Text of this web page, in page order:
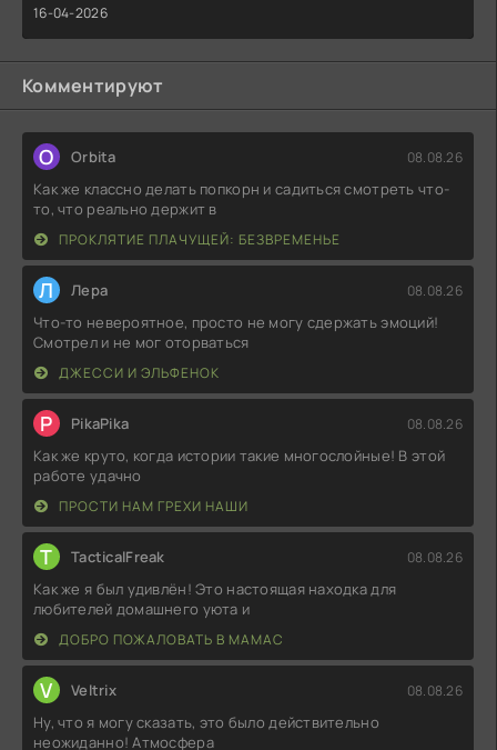
16-04-2026
Комментируют
O Orbita 08.08.26
Как же классно делать попкорн и садиться смотреть что-
то, что реально держит в
ПРОКЛЯТИЕ ПЛАЧУЩЕЙ: БЕЗВРЕМЕНЬЕ
Л Лера 08.08.26
Что-то невероятное, просто не могу сдержать эмоций!
Смотрел и не мог оторваться
ДЖЕССИ И ЭЛЬФЕНОК
P PikaPika 08.08.26
Как же круто, когда истории такие многослойные! В этой
работе удачно
ПРОСТИ НАМ ГРЕХИ НАШИ
T TacticalFreak 08.08.26
Как же я был удивлён! Это настоящая находка для
любителей домашнего уюта и
ДОБРО ПОЖАЛОВАТЬ В МАМАС
V Veltrix 08.08.26
Ну, что я могу сказать, это было действительно
неожиданно! Атмосфера